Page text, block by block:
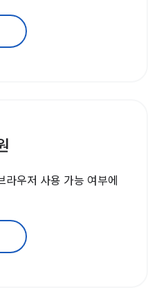
라우저 사용 가능 여부에